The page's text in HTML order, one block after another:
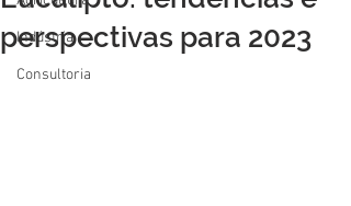
Indústria
Consultoria
perspectivas para 2023